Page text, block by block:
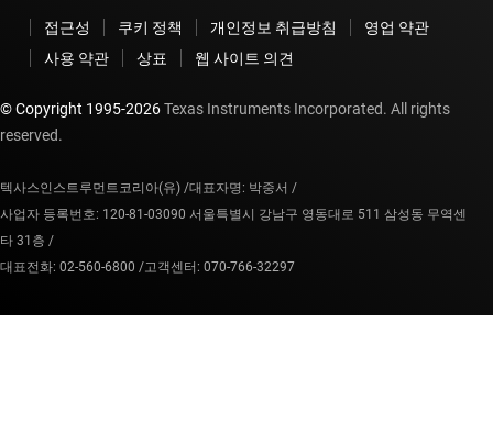
접근성 쿠키 정책 개인정보 취급방침
영업 약관
사용 약관
상표 웹 사이트 의견
© Copyright 1995-2026Texas Instruments Incorporated. All rights
reserved.
텍사스인스트루먼트코리아(유) /대표자명: 박중서 /
사업자 등록번호: 120-81-03090 서울특별시 강남구 영동대로 511 삼성동 무역센
타 31층 /
대표전화: 02-560-6800 /고객센터: 070-766-32297